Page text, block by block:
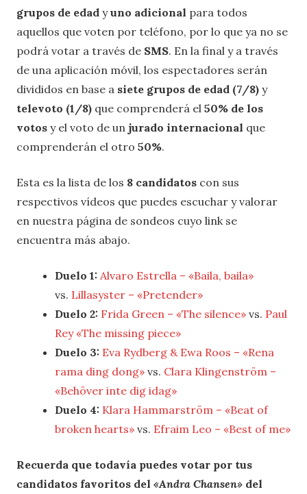
grupos de edad yuno adicional para todos
aquellos que voten por teléfono, por lo que ya no se
podrá votar a través de SMS. En la final y a través
de una aplicación móvil, los espectadores serán
divididos en base a siete grupos de edad (7/8) y
televoto (1/8) que comprenderá el 50% de los
votos y el voto de un jurado internacional que
comprenderán el otro 50%.
Esta es la lista de los 8 candidatos con sus
respectivos vídeos que puedes escuchar y valorar
en nuestra página de sondeos cuyo link se
encuentra más abajo.
Duelo 1: Alvaro Estrella – «Baila, baila»
vs. Lillasyster – «Pretender»
Duelo 2: Frida Green – «The silence» vs. Paul
Rey «The missing piece»
Duelo 3: Eva Rydberg & Ewa Roos – «Rena
rama ding dong» vs. Clara Klingenström –
«Behöver inte dig idag»
Duelo 4: Klara Hammarström – «Beat of
broken hearts» vs. Efraim Leo – «Best of me»
Recuerda que todavía puedes votar por tus
candidatos favoritos del «Andra Chansen» del